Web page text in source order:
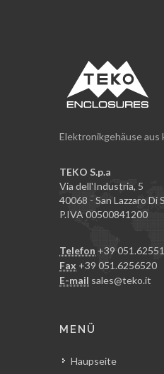
Elektronikgehäuse
TEKO S.p.a
Via dell'Industria, 5
40068 - San Lazzaro Di
P.IVA 00500841200
Telefon +39
Fax +39 051.6256520
E-mail sales@teko.it
MENÜ
Haupseite